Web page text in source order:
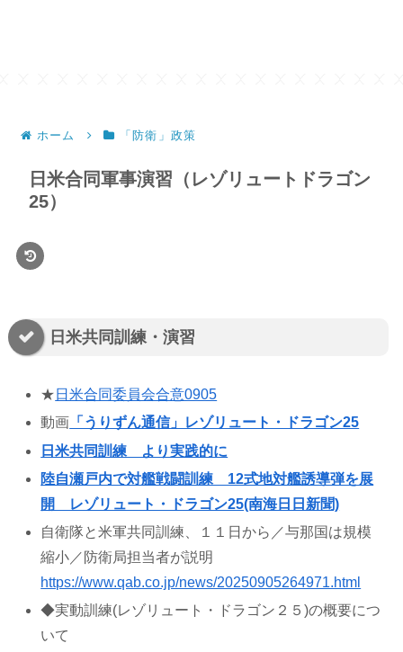
ホーム 「防衛」政策
日米合同軍事演習（レゾリュートドラゴン
25）
日米共同訓練・演習
★ 日米合同委員会合意0905
動画 「うりずん通信」レゾリュート・ドラゴン25
日米共同訓練 より実践的に
陸自瀬戸内で対艦戦闘訓練 12式地対艦誘導弾を展
開 レゾリュート・ドラゴン25(南海日日新聞)
自衛隊と米軍共同訓練、１１日から／与那国は規模
縮小／防衛局担当者が説明
https://www.qab.co.jp/news/20250905264971.html
◆実動訓練(レゾリュート・ドラゴン２５)の概要につ
いて